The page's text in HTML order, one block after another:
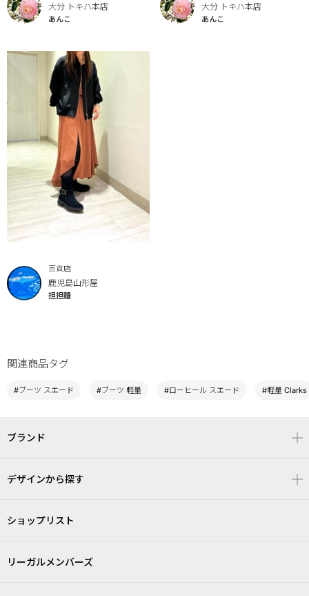
大分 トキハ本店
あんこ
大分 トキハ本店
あんこ
百貨店
鹿児島山形屋
担担麵
関連商品タグ
#ブーツ スエード #ブーツ 軽量 #ローヒール スエード #軽量 Clarks
ブランド
デザインから探す
ショップリスト
リーガルメンバーズ